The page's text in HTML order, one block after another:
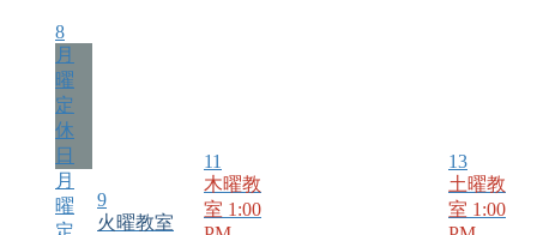
8
月
曜
定
休
日
月
曜
9
火曜教室
11
木曜教
室 1:00
13
土曜教
室 1:00